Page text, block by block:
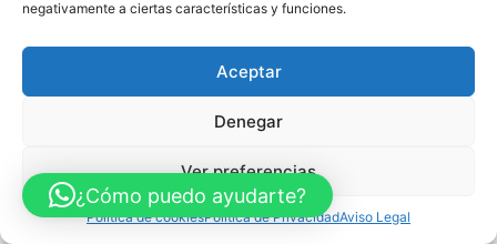
negativamente a ciertas características y funciones.
Aceptar
Denegar
Ver preferencias
Política de cookiesPolítica de PrivacidadAviso Legal
¿Cómo puedo ayudarte?